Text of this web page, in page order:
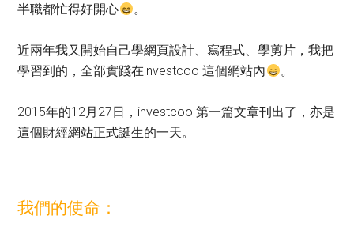
半職都忙得好開心
。
近兩年我又開始自己學網頁設計、寫程式、學剪片，我把
學習到的，全部實踐在investcoo 這個網站內
。
2015年的12月27日，investcoo 第一篇文章刊出了，亦是
這個財經網站正式誕生的一天。
我們的使命：